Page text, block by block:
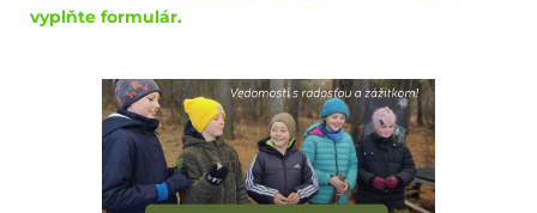
vyplňte formulár.